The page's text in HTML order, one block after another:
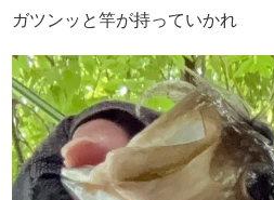
ガツンッと竿が持っていかれ